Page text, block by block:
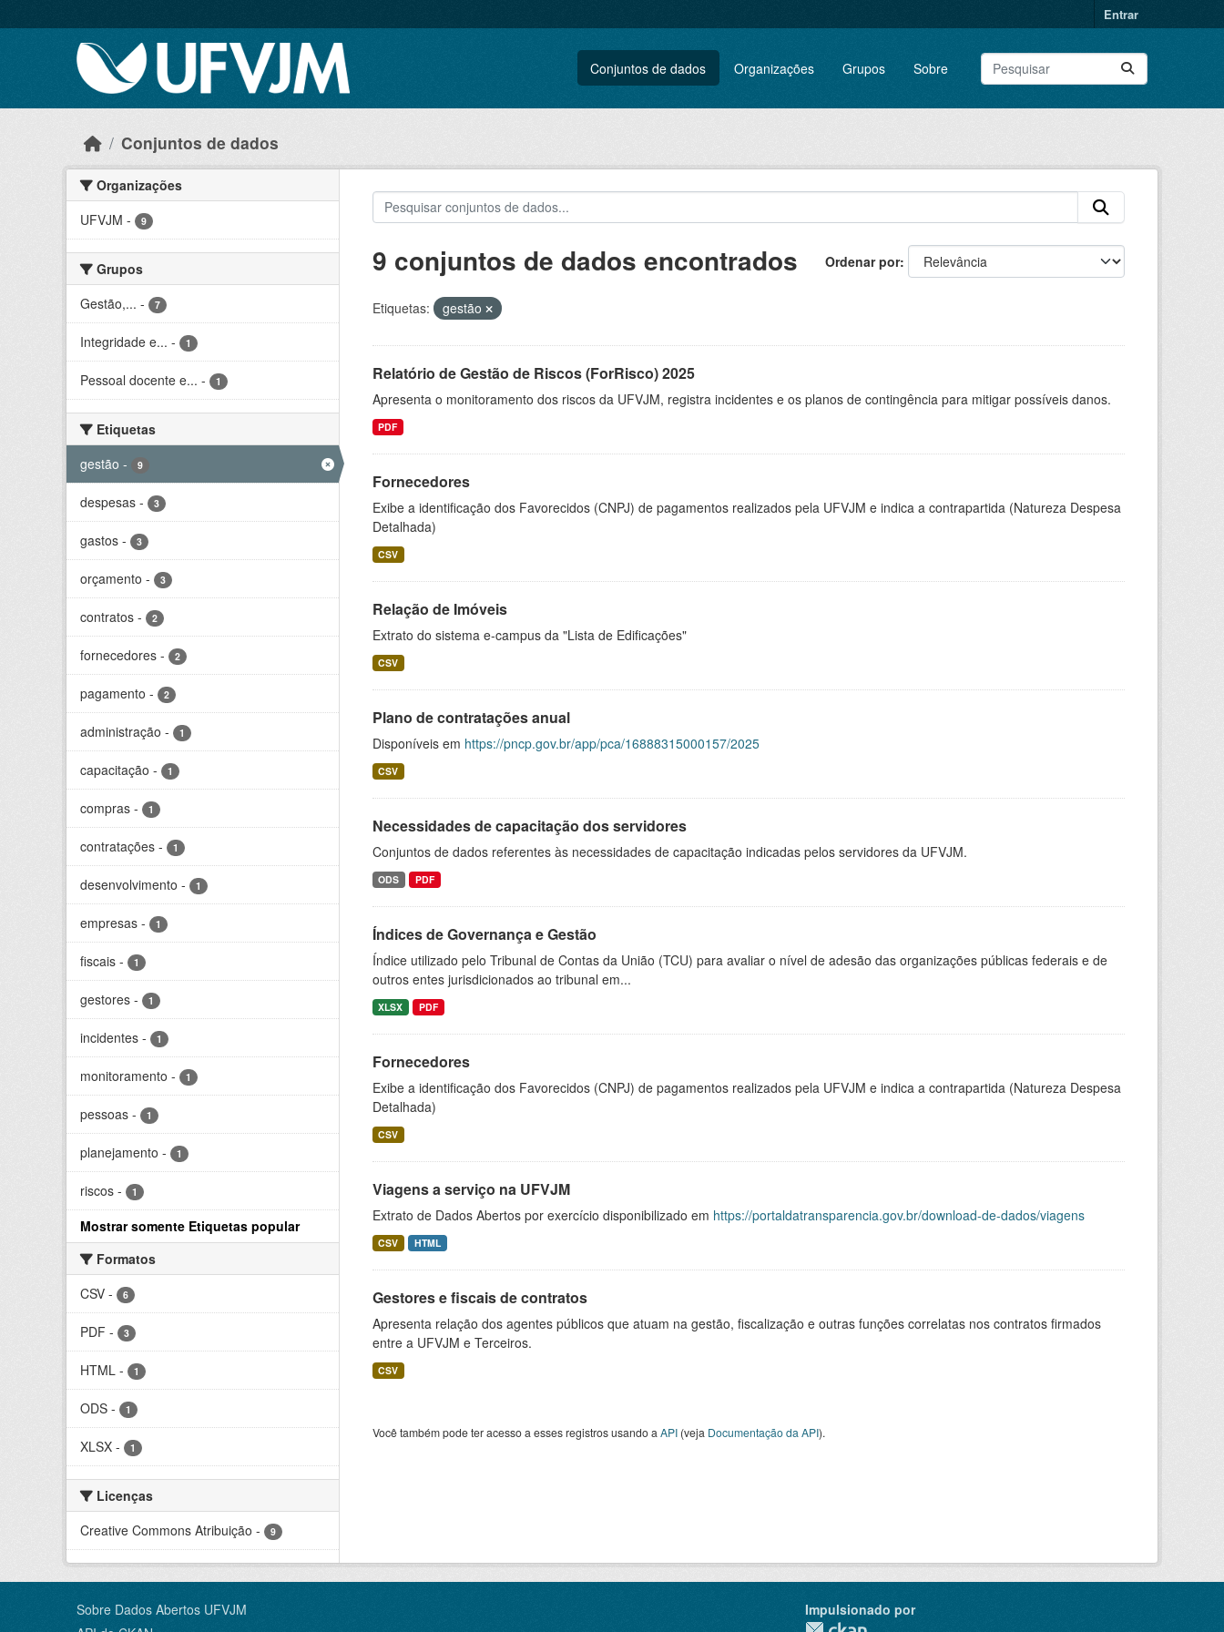
Entrar
Conjuntos de dados Organizações Grupos Sobre
Conjuntos de dados
Organizações
UFVJM - 9
Grupos
Gestão,... - 7
Integridade e... - 1
Pessoal docente e... - 1
Etiquetas
gestão - 9
despesas - 3
gastos - 3
orçamento - 3
contratos - 2
fornecedores - 2
pagamento - 2
administração - 1
capacitação - 1
compras - 1
contratações - 1
desenvolvimento - 1
empresas - 1
fiscais - 1
gestores - 1
incidentes - 1
monitoramento - 1
pessoas - 1
planejamento - 1
riscos - 1
Mostrar somente Etiquetas popular
Formatos
CSV - 6
PDF - 3
HTML - 1
ODS - 1
XLSX - 1
Licenças
Creative Commons Atribuição - 9
Ordenar por
9 conjuntos de dados encontrados
Etiquetas: gestão
Relatório de Gestão de Riscos (ForRisco) 2025
Apresenta o monitoramento dos riscos da UFVJM, registra incidentes e os planos de contingência para mitigar possíveis danos.
PDF
Fornecedores
Exibe a identificação dos Favorecidos (CNPJ) de pagamentos realizados pela UFVJM e indica a contrapartida (Natureza Despesa
Detalhada)
CSV
Relação de Imóveis
Extrato do sistema e-campus da "Lista de Edificações"
CSV
Plano de contratações anual
Disponíveis em https://pncp.gov.br/app/pca/16888315000157/2025
CSV
Necessidades de capacitação dos servidores
Conjuntos de dados referentes às necessidades de capacitação indicadas pelos servidores da UFVJM.
ODS PDF
Índices de Governança e Gestão
Índice utilizado pelo Tribunal de Contas da União (TCU) para avaliar o nível de adesão das organizações públicas federais e de
outros entes jurisdicionados ao tribunal em...
XLSX PDF
Fornecedores
Exibe a identificação dos Favorecidos (CNPJ) de pagamentos realizados pela UFVJM e indica a contrapartida (Natureza Despesa
Detalhada)
CSV
Viagens a serviço na UFVJM
Extrato de Dados Abertos por exercício disponibilizado em https://portaldatransparencia.gov.br/download-de-dados/viagens
CSV HTML
Gestores e fiscais de contratos
Apresenta relação dos agentes públicos que atuam na gestão, fiscalização e outras funções correlatas nos contratos firmados
entre a UFVJM e Terceiros.
CSV
Você também pode ter acesso a esses registros usando a API(veja Documentação da API).
Sobre Dados Abertos UFVJM
Impulsionado por